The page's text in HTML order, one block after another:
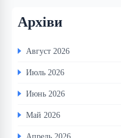
Архіви
Август 2026
Июль 2026
Июнь 2026
Май 2026
Апрель 2026